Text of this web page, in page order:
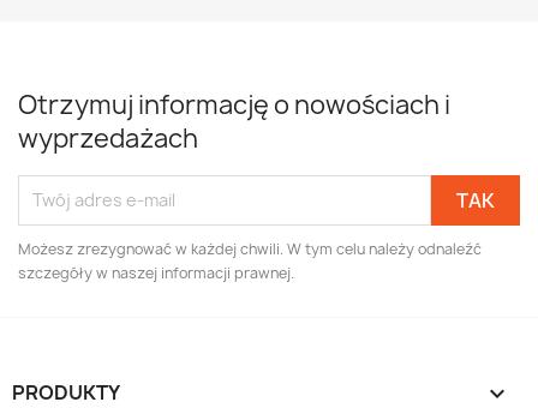
Otrzymuj informację o nowościach i
wyprzedażach
Możesz zrezygnować w każdej chwili. W tym celu należy odnaleźć
szczegóły w naszej informacji prawnej.
PRODUKTY 